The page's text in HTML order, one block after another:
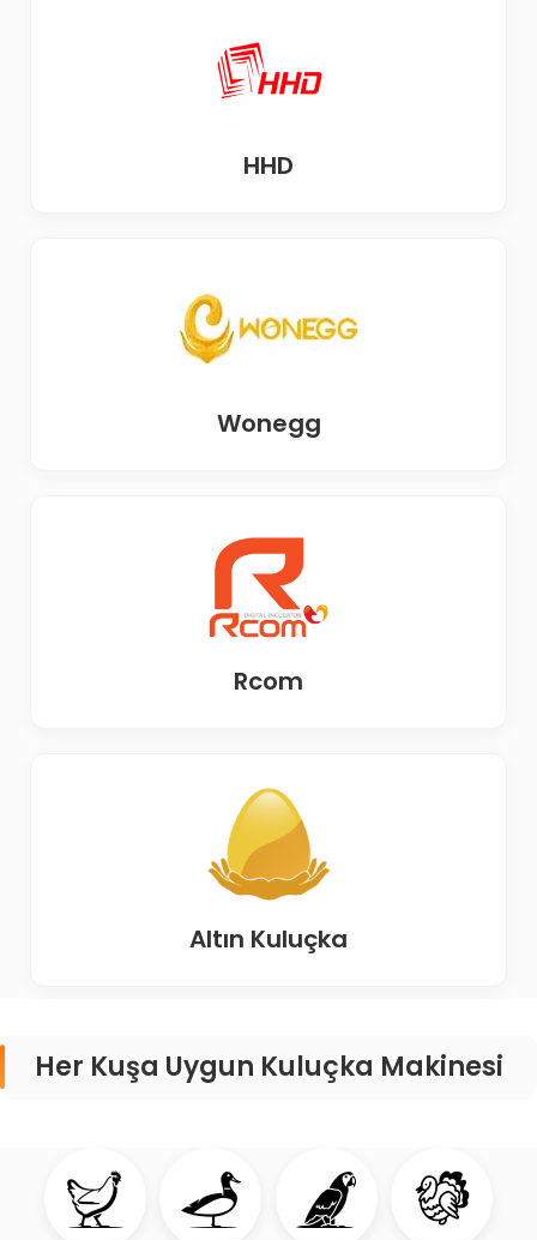
HHD
Wonegg
Rcom
Altın Kuluçka
Her Kuşa Uygun Kuluçka Makinesi